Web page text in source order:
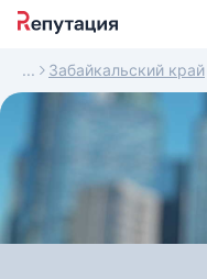
Забайкальский край